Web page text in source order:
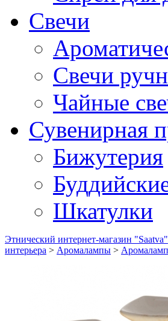
Свечи
Свечи
Чайные
Сувенирная
Бижутерия
Шкатулки
Этнический интернет-магазин "Saatva"
интерьера > Аромалампы >